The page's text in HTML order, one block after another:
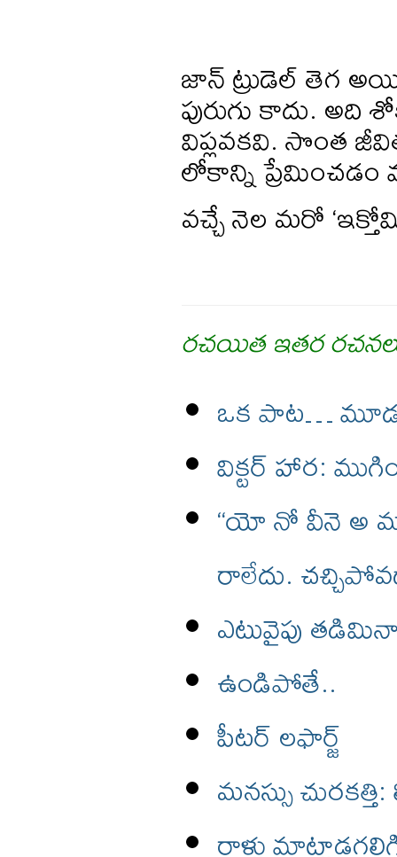
జాన్ ట్రుడెల్ తెగ
పురుగు కాదు.
విప్లవకవి. సొంత
లోకాన్ని ప్రేమించడం
వచ్చే నెల మరో
రచయిత ఇతర
ఒక పాట…
విక్టర్ హార:
“యో నో వీనె అ
రాలేదు.
ఎటువైపు
ఉండిపోతే..
పీటర్ లఫార్జ్
మనస్సు
రాళ్లు